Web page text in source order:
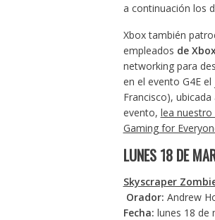
a continuación los
Xbox también
empleados de
networking para
en el evento G4E
Francisco),
evento, lea
Gaming for
LUNES 18 DE
Skyscraper
Orador: Andrew
Fecha: lunes 18 de